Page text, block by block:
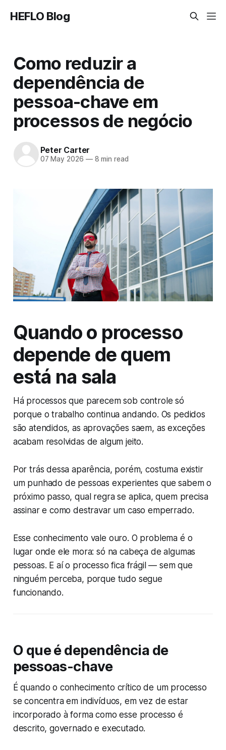
HEFLO Blog
Como reduzir a
dependência de
pessoa-chave em
processos de negócio
Peter Carter
07 May 2026 —8 min read
Quando o processo
depende de quem
está na sala
Há processos que parecem sob controle só
porque o trabalho continua andando. Os pedidos
são atendidos, as aprovações saem, as exceções
acabam resolvidas de algum jeito.
Por trás dessa aparência, porém, costuma existir
um punhado de pessoas experientes que sabem o
próximo passo, qual regra se aplica, quem precisa
assinar e como destravar um caso emperrado.
Esse conhecimento vale ouro. O problema é o
lugar onde ele mora: só na cabeça de algumas
pessoas. E aí o processo fica frágil — sem que
ninguém perceba, porque tudo segue
funcionando.
O que é dependência de
pessoas-chave
É quando o conhecimento crítico de um processo
se concentra em indivíduos, em vez de estar
incorporado à forma como esse processo é
descrito, governado e executado.